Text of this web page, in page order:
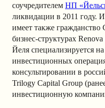
соучредителем НП
ликвидации в 2011 году.
имеет также
бизнес-структурах
Йеля специализируется
инвестиционных
консультировании в
Trilogy Capital Group
инвестиционную